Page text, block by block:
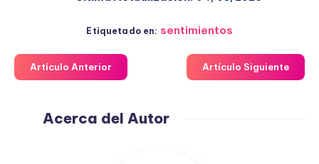
Etiquetado en: sentimientos
Artículo Anterior Artículo Siguiente
Acerca del Autor